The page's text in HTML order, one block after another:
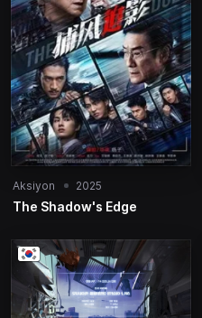
Aksiyon 2025
The Shadow's Edge